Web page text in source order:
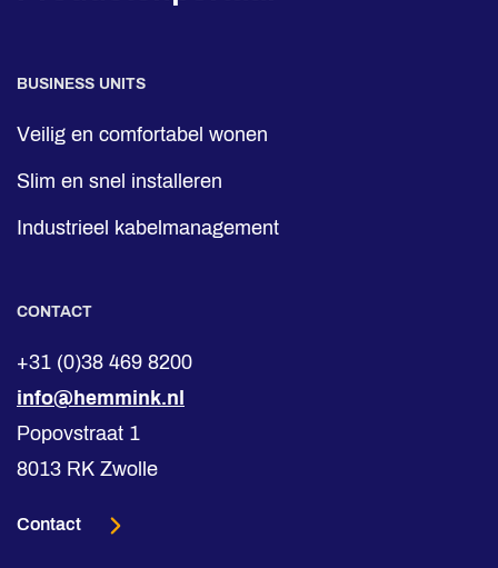
BUSINESS UNITS
Veilig en comfortabel wonen
Slim en snel installeren
Industrieel kabelmanagement
CONTACT
+31 (0)38 469 8200
info@hemmink.nl
Popovstraat 1
8013 RK Zwolle
Contact